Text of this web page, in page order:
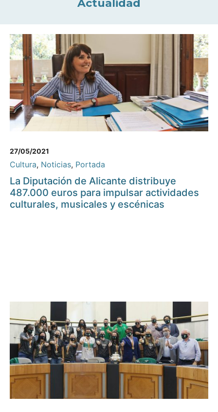
Actualidad
27/05/2021
Cultura, Noticias, Portada
La Diputación de Alicante distribuye
487.000 euros para impulsar actividades
culturales, musicales y escénicas